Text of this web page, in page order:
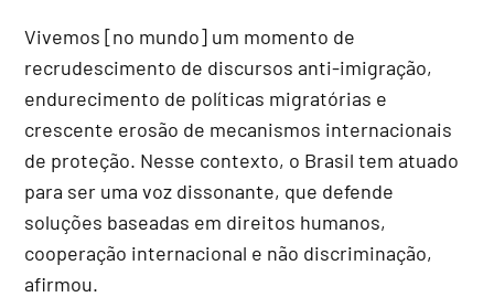
Vivemos [no mundo] um momento de
recrudescimento de discursos anti-imigração,
endurecimento de políticas migratórias e
crescente erosão de mecanismos internacionais
de proteção. Nesse contexto, o Brasil tem atuado
para ser uma voz dissonante, que defende
soluções baseadas em direitos humanos,
cooperação internacional e não discriminação,
afirmou.